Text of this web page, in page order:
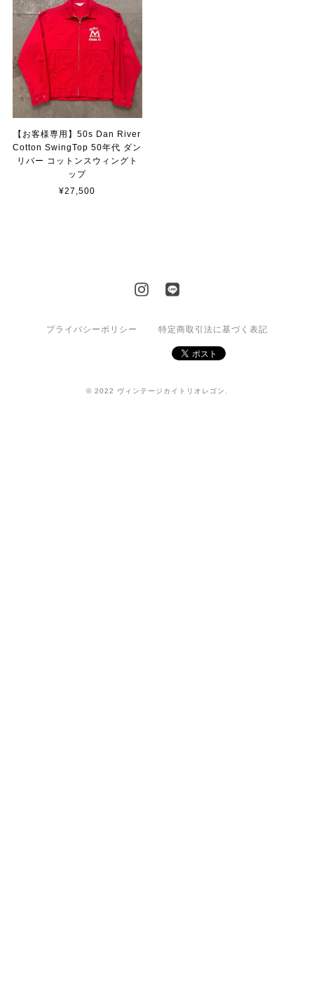
【お客様専用】50s Dan River
Cotton SwingTop 50年代 ダン
リバー コットンスウィングト
ップ
¥27,500
プライバシーポリシー 特定商取引法に基づく表記
© 2022 ヴィンテージカイトリオレゴン.